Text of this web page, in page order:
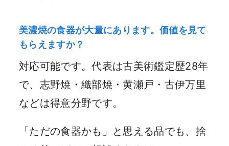
美濃焼の食器が大量にあります。価値を見て
もらえますか？
対応可能です。代表は古美術鑑定歴28年
で、志野焼・織部焼・黄瀬戸・古伊万里
などは得意分野です。
「ただの食器かも」と思える品でも、捨